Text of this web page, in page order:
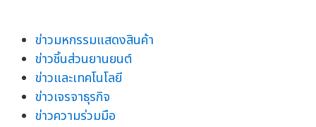
ข่าวมหกรรมแสดงสินค้า
ข่าวชิ้นส่วนยานยนต์
ข่าวและเทคโนโลยี
ข่าวเจรจาธุรกิจ
ข่าวความร่วมมือ